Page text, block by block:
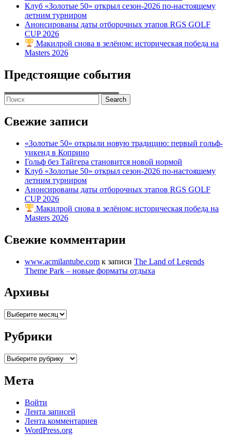
Клуб «Золотые 50» открыл сезон-2026 по-настоящему
летним турниром
Анонсированы даты отборочных этапов RGS GOLF
CUP 2026
Макилрой снова в зелёном: историческая победа на
Masters 2026
Предстоящие события
Свежие записи
«Золотые 50» открыли новую традицию: первый гольф-
уикенд в Коприно
Гольф без Тайгера становится новой нормой
Клуб «Золотые 50» открыл сезон-2026 по-настоящему
летним турниром
Анонсированы даты отборочных этапов RGS GOLF
CUP 2026
Макилрой снова в зелёном: историческая победа на
Masters 2026
Свежие комментарии
www.acmilantube.com к записи The Land of Legends
Theme Park – новые форматы отдыха
Архивы
Рубрики
Мета
Войти
Лента записей
Лента комментариев
WordPress.org